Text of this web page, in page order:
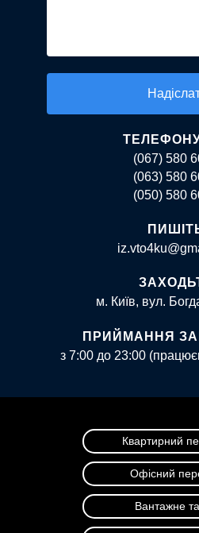
(067) 580
(063) 580
(050) 580
м. Київ, вул.
ПРИЙМАННЯ
з 7:00 до 23:00
Квартирний
Офісний
Вантажне